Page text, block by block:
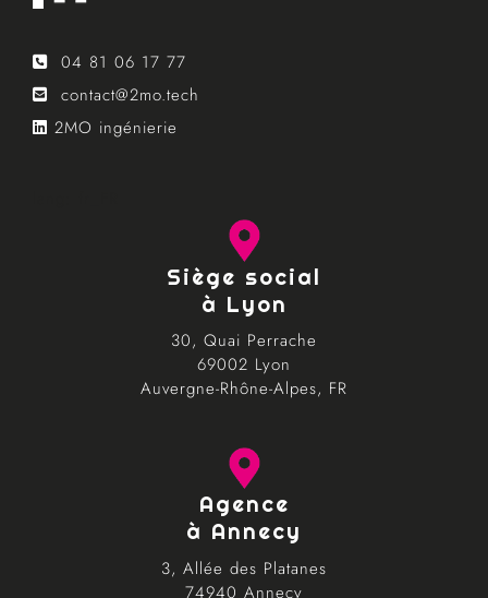
04 81 06 17 77
contact@2mo.tech
2MO ingénierie
Siège social
à Lyon
30, Quai Perrache
69002 Lyon
Auvergne-Rhône-Alpes, FR
Agence
à Annecy
3, Allée des Platanes
74940 Annecy